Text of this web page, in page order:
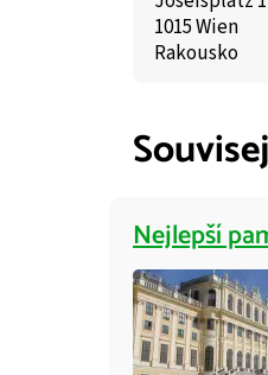
1015 Wien
Rakousko
Nejlepší